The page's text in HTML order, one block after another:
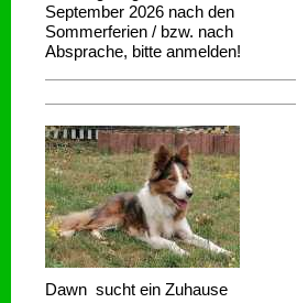
September 2026 nach den
Sommerferien / bzw. nach
Absprache, bitte anmelden!
Dawn sucht ein Zuhause